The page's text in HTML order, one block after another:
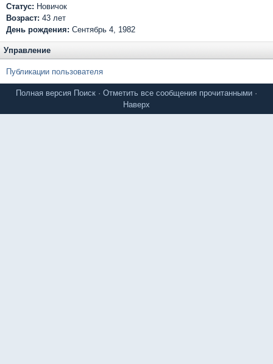
Статус: Новичок
Возраст: 43 лет
День рождения: Сентябрь 4, 1982
Управление
Публикации пользователя
Полная версия Поиск · Отметить все сообщения прочитанными ·
Наверх